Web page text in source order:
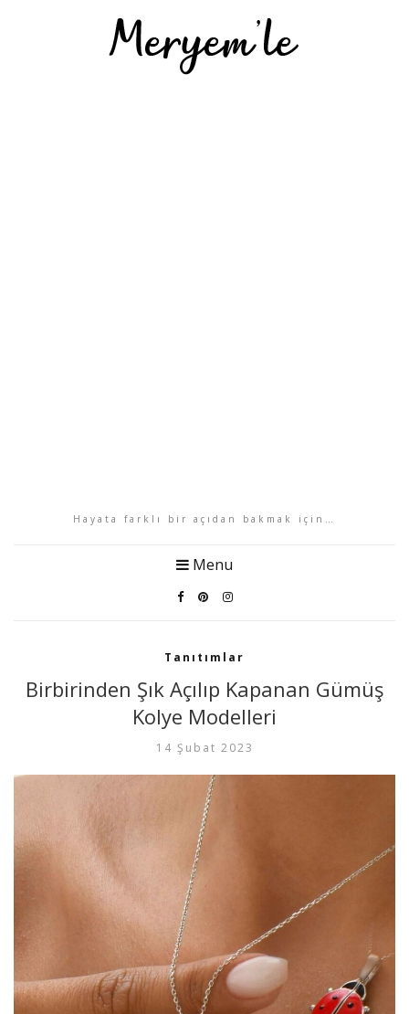
Hayata farklı bir açıdan bakmak için…
Menu
Tanıtımlar
Birbirinden Şık Açılıp Kapanan Gümüş
Kolye Modelleri
14 Şubat 2023